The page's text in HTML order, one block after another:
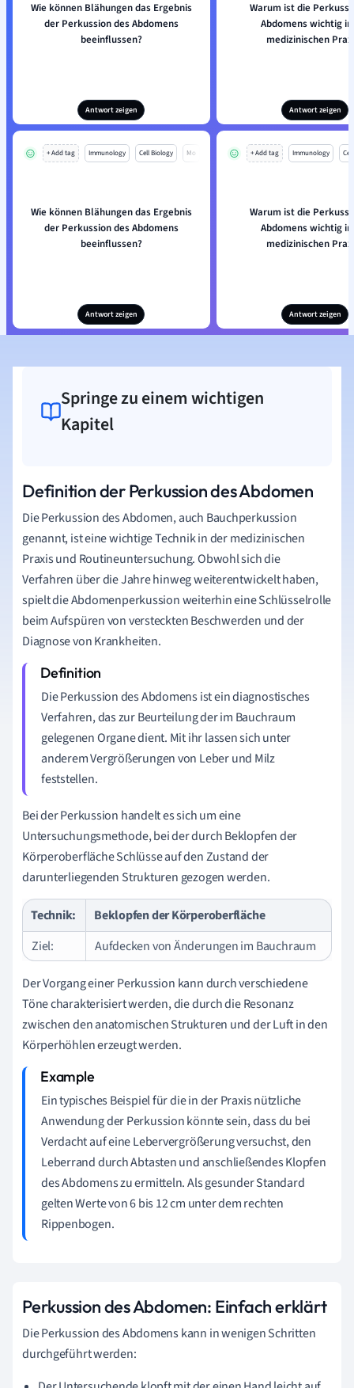
Wie können Blähungen das Ergebnis
der Perkussion des Abdomens
beeinflussen?
Antwort zeigen
Warum ist die
Abdomens wichtig
medizinischen
Antwort zeigen
+ Add tag Immunology Cell Biology Mo
Wie können Blähungen das Ergebnis
der Perkussion des Abdomens
beeinflussen?
Antwort zeigen
+ Add tag Immunology
Warum ist die
Abdomens wichtig
medizinischen
Antwort zeigen
Springe zu einem wichtigen
Kapitel
Definition der Perkussion des Abdomen
Die Perkussion des Abdomen, auch Bauchperkussion
genannt, ist eine wichtige Technik in der medizinischen
Praxis und Routineuntersuchung. Obwohl sich die
Verfahren über die Jahre hinweg weiterentwickelt haben,
spielt die Abdomenperkussion weiterhin eine Schlüsselrolle
beim Aufspüren von versteckten Beschwerden und der
Diagnose von Krankheiten.
Die Perkussion des Abdomens ist ein diagnostisches
Verfahren, das zur Beurteilung der im Bauchraum
gelegenen Organe dient. Mit ihr lassen sich unter
anderem Vergrößerungen von Leber und Milz
feststellen.
Bei der Perkussion handelt es sich um eine
Untersuchungsmethode, bei der durch Beklopfen der
Körperoberfläche Schlüsse auf den Zustand der
darunterliegenden Strukturen gezogen werden.
Technik:
Beklopfen der Körperoberfläche
Ziel:
Aufdecken von Änderungen im Bauchraum
Der Vorgang einer Perkussion kann durch verschiedene
Töne charakterisiert werden, die durch die Resonanz
zwischen den anatomischen Strukturen und der Luft in den
Körperhöhlen erzeugt werden.
Ein typisches Beispiel für die in der Praxis nützliche
Anwendung der Perkussion könnte sein, dass du bei
Verdacht auf eine Lebervergrößerung versuchst, den
Leberrand durch Abtasten und anschließendes Klopfen
des Abdomens zu ermitteln. Als gesunder Standard
gelten Werte von 6 bis 12 cm unter dem rechten
Rippenbogen.
Perkussion des Abdomen: Einfach erklärt
Die Perkussion des Abdomens kann in wenigen Schritten
durchgeführt werden: